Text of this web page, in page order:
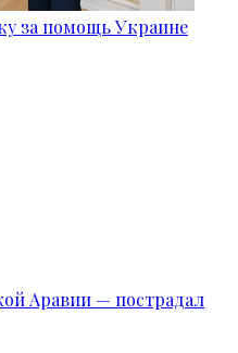
за помощь Украине
Аравии — пострадал